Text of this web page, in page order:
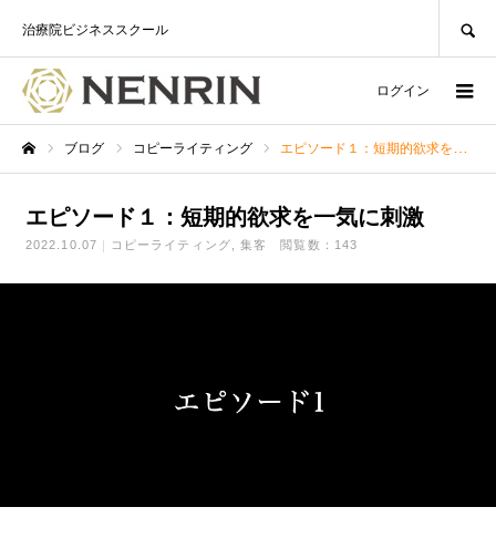
治療院ビジネススクール
ログイン
ブログ コピーライティング エピソード１：短期的欲求を一気に刺激
エピソード１：短期的欲求を一気に刺激
2022.10.07 コピーライティング 集客 閲覧数：143